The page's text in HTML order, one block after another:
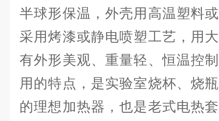
半球形保温，外壳用高温塑料
采用烤漆或静电喷塑工艺，用
有外形美观、重量轻、恒温控
用的特点，是实验室烧杯、烧
的理想加热器，也是老式电热